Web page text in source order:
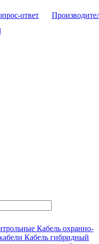
ответ
Кабель охранно-
Кабель гибридный